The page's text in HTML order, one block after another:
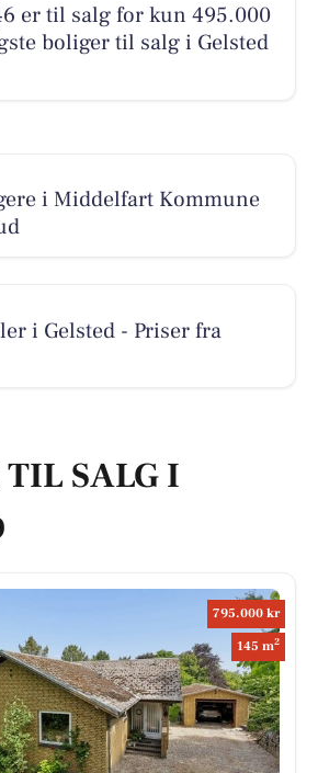
er til salg for kun 495.000
boliger til salg i Gelsted
i Middelfart Kommune
i Gelsted - Priser fra
SALG I
795.000 kr
145 m2